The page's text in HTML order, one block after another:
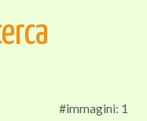
#immagini: 1